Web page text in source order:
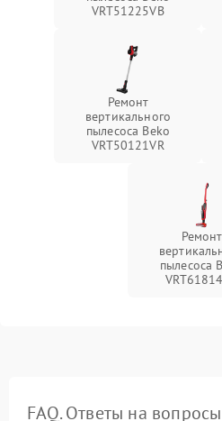
VRT51225VB
Ремонт
вертикального
пылесоса Beko
VRT50121VR
Ремонт
пылесоса
FAQ. Ответы на вопросы